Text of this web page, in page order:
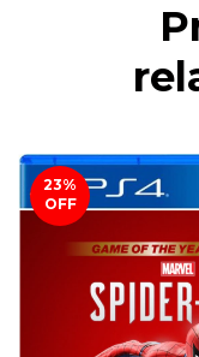
23%
OFF